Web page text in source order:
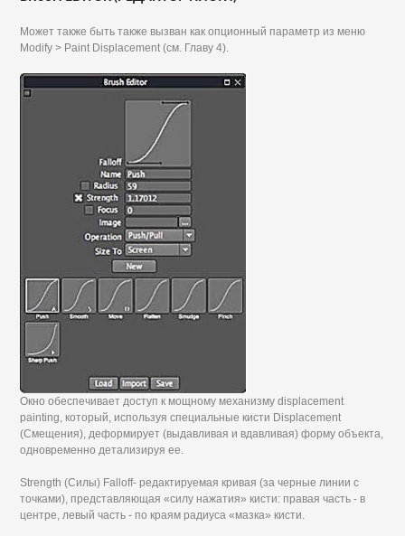
Может также быть также вызван как опционный параметр из меню
Modify > Paint Displacement (см. Главу 4).
Окно обеспечивает доступ к мощному механизму displacement
painting, который, используя специальные кисти Displacement
(Смещения), деформирует (выдавливая и вдавливая) форму объекта,
одновременно детализируя ее.
Strength (Силы) Falloff- редактируемая кривая (за черные линии с
точками), представляющая «силу нажатия» кисти: правая часть - в
центре, левый часть - по краям радиуса «мазка» кисти.